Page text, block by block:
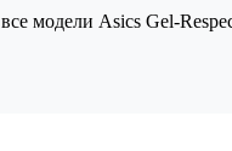
все модели Asics Gel-